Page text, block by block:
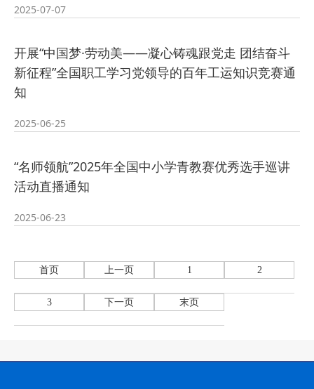
2025-07-07
开展“中国梦·劳动美——凝心铸魂跟党走 团结奋斗
新征程”全国职工学习党领导的百年工运知识竞赛通
知
2025-06-25
“名师领航”2025年全国中小学青教赛优秀选手巡讲
活动直播通知
2025-06-23
首页 上一页 1 2
3 下一页 末页